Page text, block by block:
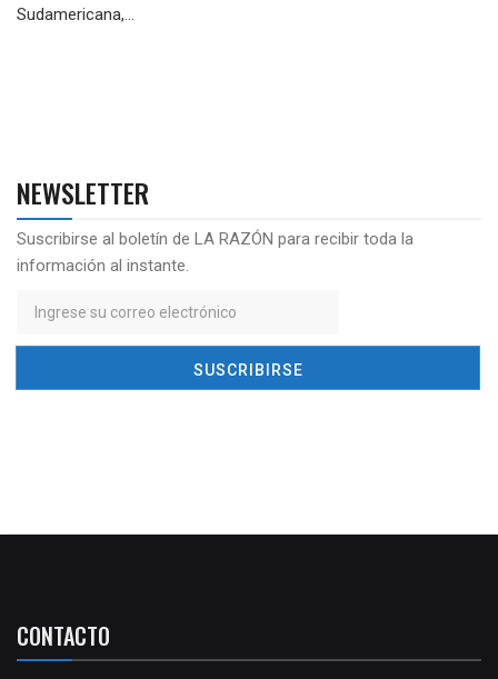
Sudamericana,...
NEWSLETTER
Suscribirse al boletín de LA RAZÓN para recibir toda la
información al instante.
CONTACTO